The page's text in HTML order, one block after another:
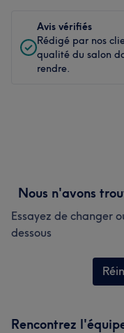
Avis vérifiés
Rédigé par nos
qualité du salon
rendre.
Nous n'avons
Essayez de changer
dessous
Rencontrez